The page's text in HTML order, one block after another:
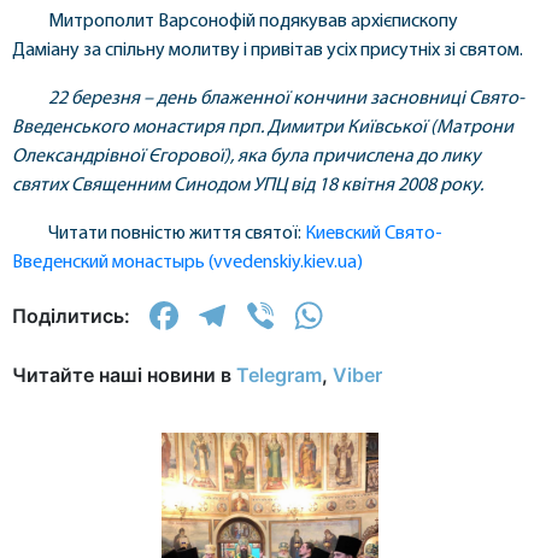
Митрополит Варсонофій подякував архієпископу
Даміану за спільну молитву і привітав усіх присутніх зі святом.
22 березня – день блаженної кончини засновниці Свято-
Введенського монастиря прп. Димитри Київської (Матрони
Олександрівної Єгорової), яка була причислена до лику
святих Священним Синодом УПЦ від 18 квітня 2008 року.
Читати повністю життя святої: Киевский Свято-
Введенский монастырь (vvedenskiy.kiev.ua)
Поділитись: Facebook
Telegram
Viber
Читайте наші новини в Telegram, Viber